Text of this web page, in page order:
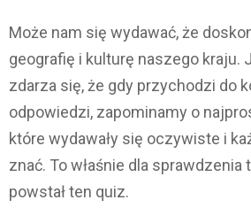
Może nam się wydawać, że
geografię i kulturę naszego kraju.
zdarza się, że gdy przychodzi do
odpowiedzi, zapominamy o
które wydawały się oczywiste i
znać. To właśnie dla sprawdzenia
powstał ten quiz.